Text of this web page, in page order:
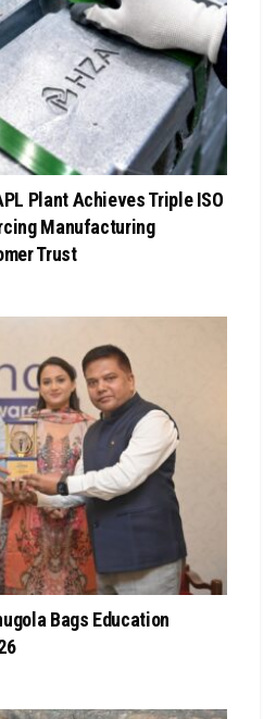
Plant Achieves Triple ISO
Manufacturing
Trust
Bags Education